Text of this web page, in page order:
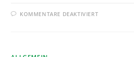
KOMMENTARE DEAKTIVIERT